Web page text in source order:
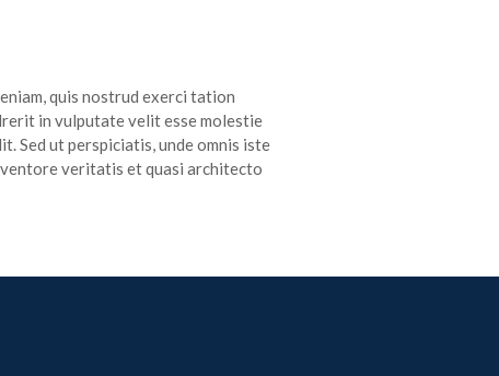
quis nostrud exerci tation
in vulputate velit esse molestie
Sed ut perspiciatis, unde omnis iste
veritatis et quasi architecto